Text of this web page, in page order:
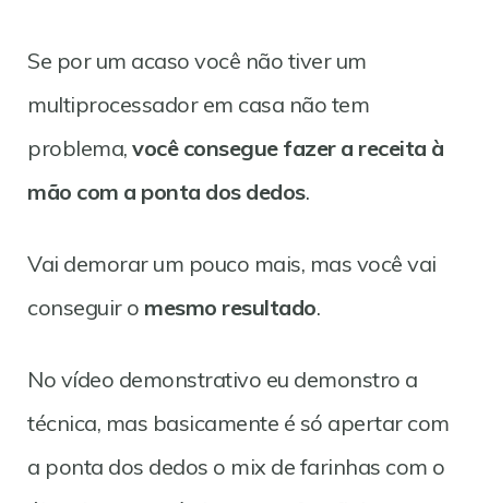
Se por um acaso você não tiver um
multiprocessador em casa não tem
problema, você consegue fazer a receita à
mão com a ponta dos dedos.
Vai demorar um pouco mais, mas você vai
conseguir o mesmo resultado.
No vídeo demonstrativo eu demonstro a
técnica, mas basicamente é só apertar com
a ponta dos dedos o mix de farinhas com o